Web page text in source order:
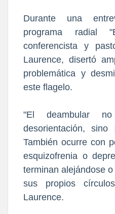
Durante una
programa radial
conferencista y
Laurence, disertó
problemática y
este flagelo.
​"El deambular
desorientación,
También ocurre con
esquizofrenia o
terminan alejándose
sus propios
Laurence.